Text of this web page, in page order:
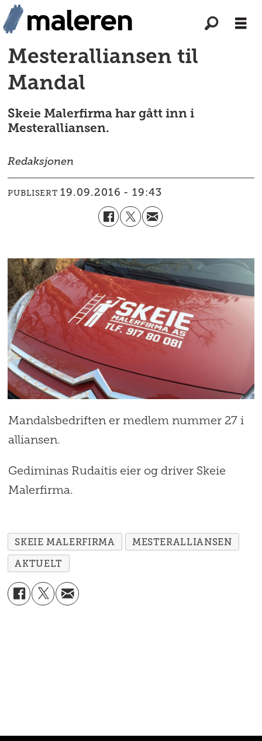
Mesteralliansen til
Mandal
Skeie Malerfirma har gått inn i
Mesteralliansen.
Redaksjonen
PUBLISERT 19.09.2016 - 19:43
Mandalsbedriften er medlem nummer 27 i
alliansen.
Gediminas Rudaitis eier og driver Skeie
Malerfirma.
SKEIE MALERFIRMA
MESTERALLIANSEN
AKTUELT